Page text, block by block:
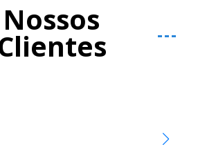
Nossos